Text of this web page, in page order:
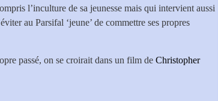
l’inculture de sa jeunesse mais qui intervient aussi
au Parsifal ‘jeune’ de commettre ses propres
passé, on se croirait dans un film de Christopher